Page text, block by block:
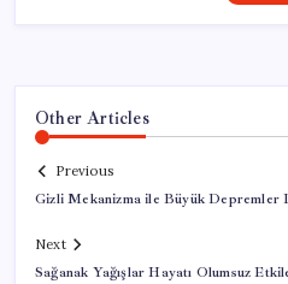
Other Articles
Previous
Gizli Mekanizma ile Büyük
Next
Sağanak Yağışlar Hayatı Olumsuz